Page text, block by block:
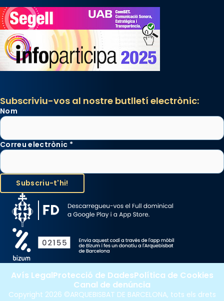
Subscriviu-vos al nostre butlletí electrònic:
Nom
Correu electrònic *
Copyright 2026 ©ARQUEBISBAT DE BARCELONA, tots els drets
Avís LegalProtecció de DadesPolítica de Cookies
Canal de denúncia